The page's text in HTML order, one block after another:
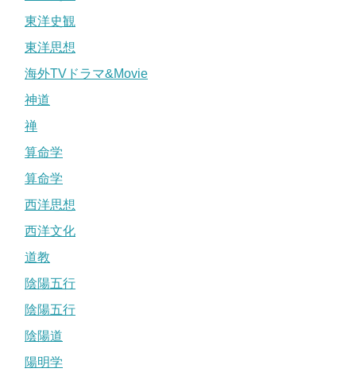
東洋史観
東洋思想
海外TVドラマ&Movie
神道
禅
算命学
算命学
西洋思想
西洋文化
道教
陰陽五行
陰陽五行
陰陽道
陽明学